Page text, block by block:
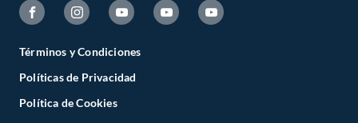
Términos y Condiciones
Políticas de Privacidad
Política de Cookies